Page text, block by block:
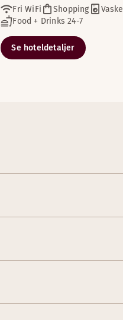
Fri WiFi Shopping
Food + Drinks 24-7
Se hoteldetaljer